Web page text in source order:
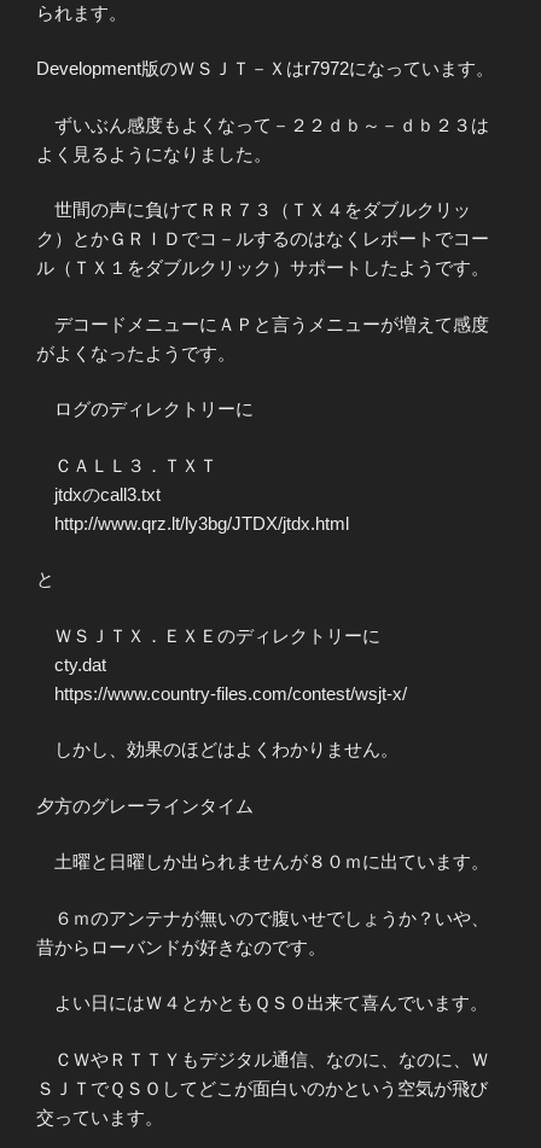
られます。
Development版のＷＳＪＴ－Ｘはr7972になっています。
ずいぶん感度もよくなって－２２ｄｂ～－ｄｂ２３は
よく見るようになりました。
世間の声に負けてＲＲ７３（ＴＸ４をダブルクリッ
ク）とかＧＲＩＤでコ－ルするのはなくレポートでコー
ル（ＴＸ１をダブルクリック）サポートしたようです。
デコードメニューにＡＰと言うメニューが増えて感度
がよくなったようです。
ログのディレクトリーに
ＣＡＬＬ３．ＴＸＴ
jtdxのcall3.txt
http://www.qrz.lt/ly3bg/JTDX/jtdx.html
と
ＷＳＪＴＸ．ＥＸＥのディレクトリーに
cty.dat
https://www.country-files.com/contest/wsjt-x/
しかし、効果のほどはよくわかりません。
夕方のグレーラインタイム
土曜と日曜しか出られませんが８０ｍに出ています。
６ｍのアンテナが無いので腹いせでしょうか？いや、
昔からローバンドが好きなのです。
よい日にはＷ４とかともＱＳＯ出来て喜んでいます。
ＣＷやＲＴＴＹもデジタル通信、なのに、なのに、Ｗ
ＳＪＴでＱＳＯしてどこが面白いのかという空気が飛び
交っています。